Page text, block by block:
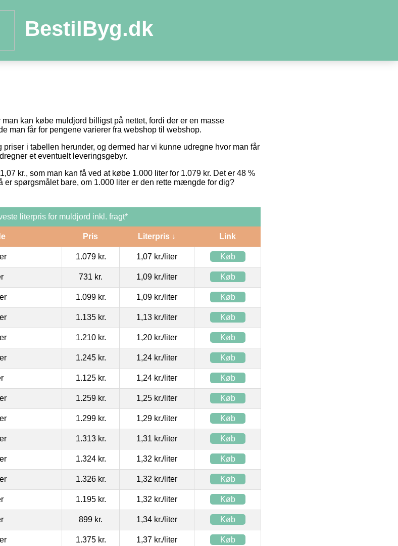
BestilByg.dk
kan købe muldjord billigst på nettet, fordi der er en masse
man får for pengene varierer fra webshop til webshop.
i tabellen herunder, og dermed har vi kunne udregne hvor man får
et eventuelt leveringsgebyr.
kr., som man kan få ved at købe 1.000 liter for 1.079 kr. Det er 48 %
er spørgsmålet bare, om 1.000 liter er den rette mængde for dig?
literpris for muldjord inkl. fragt*
Pris Literpris ↓ Link
1.079 kr. 1,07 kr./liter Køb
731 kr. 1,09 kr./liter Køb
1.099 kr. 1,09 kr./liter Køb
1.135 kr. 1,13 kr./liter Køb
1.210 kr. 1,20 kr./liter Køb
1.245 kr. 1,24 kr./liter Køb
1.125 kr. 1,24 kr./liter Køb
1.259 kr. 1,25 kr./liter Køb
1.299 kr. 1,29 kr./liter Køb
1.313 kr. 1,31 kr./liter Køb
1.324 kr. 1,32 kr./liter Køb
1.326 kr. 1,32 kr./liter Køb
1.195 kr. 1,32 kr./liter Køb
899 kr. 1,34 kr./liter Køb
1.375 kr. 1,37 kr./liter Køb